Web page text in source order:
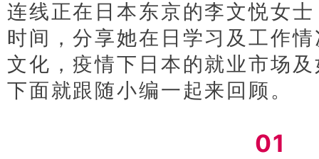
连线正在日本东京的李文悦女
时间 ，分享她在日学习 及工作情
文化，疫情下日本的就业市场
下面就跟随小编一起来回顾。
01